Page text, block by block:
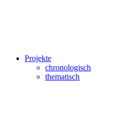
Projekte
chronologisch
thematisch